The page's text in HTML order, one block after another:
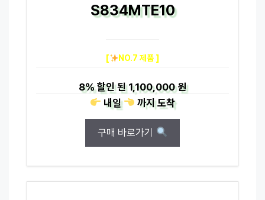
S834MTE10
[ NO.7 제품 ]
8%할인 된1,100,000 원
내일
까지도착
구매 바로가기